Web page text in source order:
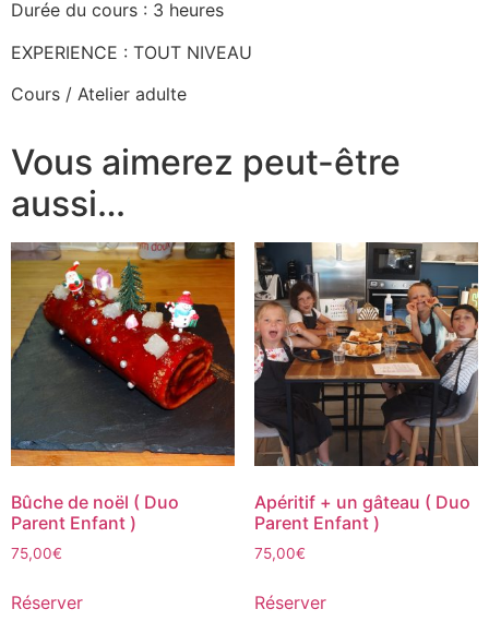
Durée du cours : 3 heures
EXPERIENCE : TOUT NIVEAU
Cours / Atelier adulte
Vous aimerez peut-être
aussi…
Bûche de noël ( Duo
Parent Enfant )
75,00€
Réserver
Apéritif + un gâteau ( Duo
Parent Enfant )
75,00€
Réserver